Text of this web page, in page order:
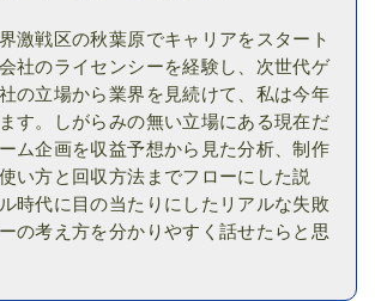
激戦区の秋葉原でキャリアをスタート
社のライセンシーを経験し、次世代ゲ
の立場から業界を見続けて、私は今年
す。しがらみの無い立場にある現在だ
ム企画を収益予想から見た分析、制作
い方と回収方法までフローにした説
時代に目の当たりにしたリアルな失敗
の考え方を分かりやすく話せたらと思